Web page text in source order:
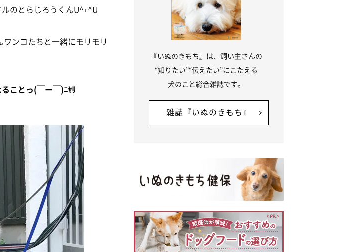
のとらじろうくんU^ｪ^U
ンコたちと一緒にモリモリ
ことっ(￣ー￣)ﾆﾔﾘ
『いぬのきもち』は、飼い主さんの
“知りたい”“伝えたい”にこたえる
犬のこと総合雑誌です。
雑誌『いぬのきもち』